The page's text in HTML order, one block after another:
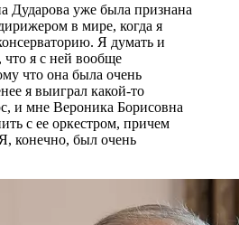
Дударова уже была признана
в мире, когда я
Я думать и
что я с ней вообще
что она была очень
я выиграл какой-то
и мне Вероника Борисовна
с ее оркестром, причем
конечно, был очень